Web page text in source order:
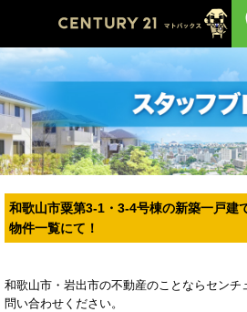
和歌山市粟第3-1・3-4号棟の新築一戸建
物件一覧にて！
和歌山市・岩出市の不動産のことならセンチ
問い合わせください。